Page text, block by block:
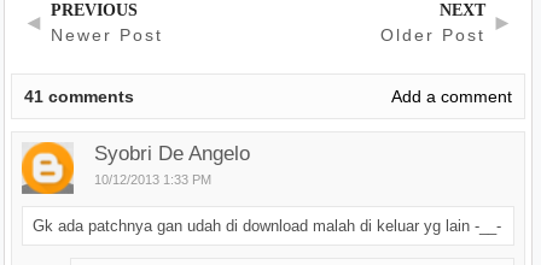
◄
PREVIOUS
Newer Post ►
NEXT
Older Post
41 comments Add a comment
Syobri De Angelo
10/12/2013 1:33 PM
Gk ada patchnya gan udah di download malah di keluar yg lain -__-